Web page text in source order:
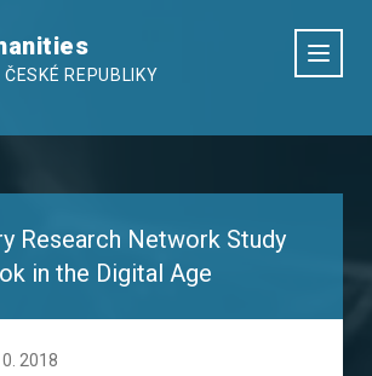
REPUBLIKY
Research Network Study
in the Digital Age
2018